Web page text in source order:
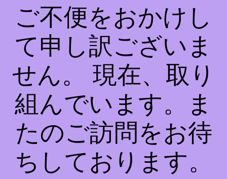
ご不便をおかけし
て申し訳ございま
せん。 現在、取り
組んでいます。ま
たのご訪問をお待
ちしております。